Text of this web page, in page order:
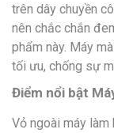
trên dây chuyền
nên chắc chắn
phẩm này. Máy
tối ưu, chống sự
Điểm nổi bật
Vỏ ngoài máy làm